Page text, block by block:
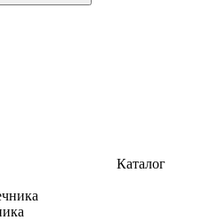
Каталог